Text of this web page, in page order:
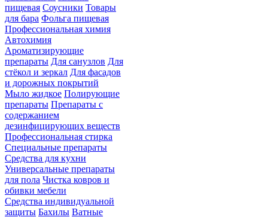
пищевая Соусники Товары
для бара Фольга пищевая
Профессиональная химия
Автохимия
Ароматизирующие
препараты Для санузлов Для
стёкол и зеркал Для фасадов
и дорожных покрытий
Мыло жидкое Полирующие
препараты Препараты с
содержанием
дезинфицирующих веществ
Профессиональная стирка
Специальные препараты
Средства для кухни
Универсальные препараты
для пола Чистка ковров и
обивки мебели
Средства индивидуальной
защиты Бахилы Ватные